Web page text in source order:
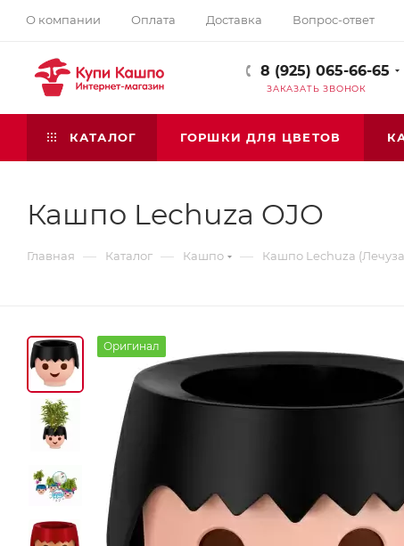
О компании Оплата Доставка Вопрос-ответ
8 (925) 065-66-65
ЗАКАЗАТЬ ЗВОНОК
КАТАЛОГ ГОРШКИ ДЛЯ ЦВЕТОВ
Кашпо Lechuza OJO
Главная — Каталог — Кашпо — Кашпо Lechuza
Оригинал